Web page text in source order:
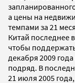
а цены на
темпами за 21
Китай последнее
чтобы
декабря 2009
подряд. В
21 июля 2005